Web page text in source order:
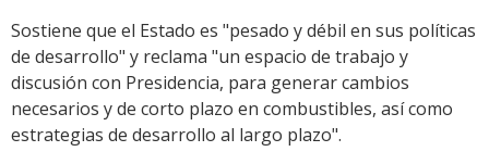
Sostiene que el Estado es "pesado y débil en sus políticas
de desarrollo" y reclama "un espacio de trabajo y
discusión con Presidencia, para generar cambios
necesarios y de corto plazo en combustibles, así como
estrategias de desarrollo al largo plazo".